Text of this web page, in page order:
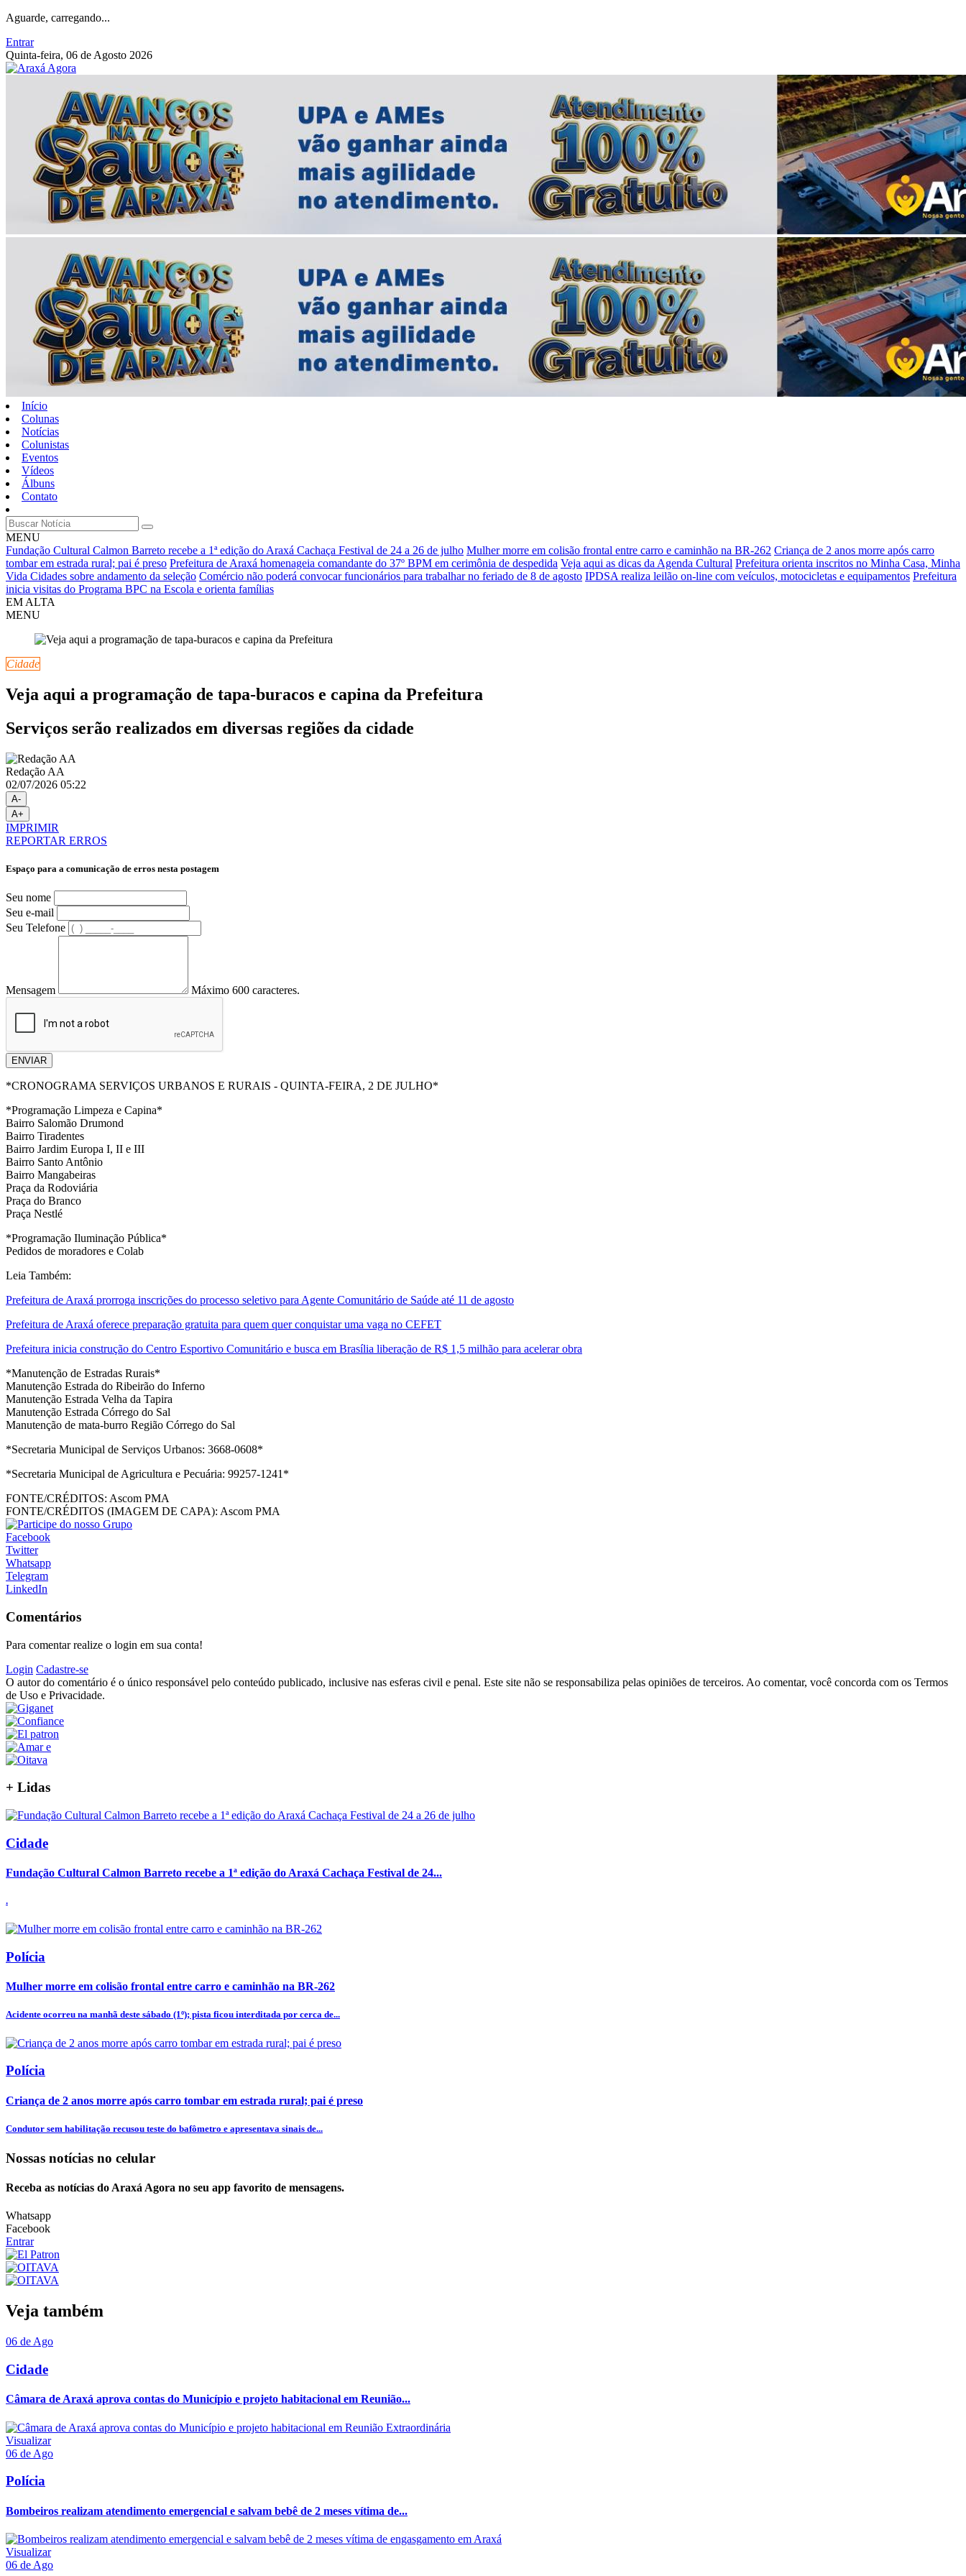
Aguarde, carregando...
Entrar
Quinta-feira, 06 de Agosto 2026
Início
Colunas
Notícias
Colunistas
Eventos
Vídeos
Álbuns
Contato
MENU
Fundação Cultural Calmon Barreto recebe a 1ª edição do Araxá Cachaça Festival de 24 a 26 de julho Mulher morre em colisão frontal entre carro e caminhão na BR-262 Criança de 2 anos morre após carro
tombar em estrada rural; pai é preso Prefeitura de Araxá homenageia comandante do 37º BPM em cerimônia de despedida Veja aqui as dicas da Agenda Cultural Prefeitura orienta inscritos no Minha Casa, Minha
Vida Cidades sobre andamento da seleção Comércio não poderá convocar funcionários para trabalhar no feriado de 8 de agosto IPDSA realiza leilão on-line com veículos, motocicletas e equipamentos Prefeitura
inicia visitas do Programa BPC na Escola e orienta famílias
EM ALTA
MENU
Cidade
Veja aqui a programação de tapa-buracos e capina da Prefeitura
Serviços serão realizados em diversas regiões da cidade
Redação AA
02/07/2026 05:22
A-
A+
IMPRIMIR
REPORTAR ERROS
Espaço para a comunicação de erros nesta postagem
Seu nome
Seu e-mail
Seu Telefone
Mensagem Máximo 600 caracteres.
ENVIAR
*CRONOGRAMA SERVIÇOS URBANOS E RURAIS - QUINTA-FEIRA, 2 DE JULHO*
*Programação Limpeza e Capina*
Bairro Salomão Drumond
Bairro Tiradentes
Bairro Jardim Europa I, II e III
Bairro Santo Antônio
Bairro Mangabeiras
Praça da Rodoviária
Praça do Branco
Praça Nestlé
*Programação Iluminação Pública*
Pedidos de moradores e Colab
Leia Também:
Prefeitura de Araxá prorroga inscrições do processo seletivo para Agente Comunitário de Saúde até 11 de agosto
Prefeitura de Araxá oferece preparação gratuita para quem quer conquistar uma vaga no CEFET
Prefeitura inicia construção do Centro Esportivo Comunitário e busca em Brasília liberação de R$ 1,5 milhão para acelerar obra
*Manutenção de Estradas Rurais*
Manutenção Estrada do Ribeirão do Inferno
Manutenção Estrada Velha da Tapira
Manutenção Estrada Córrego do Sal
Manutenção de mata-burro Região Córrego do Sal
*Secretaria Municipal de Serviços Urbanos: 3668-0608*
*Secretaria Municipal de Agricultura e Pecuária: 99257-1241*
FONTE/CRÉDITOS: Ascom PMA
FONTE/CRÉDITOS (IMAGEM DE CAPA): Ascom PMA
Facebook
Twitter
Whatsapp
Telegram
LinkedIn
Comentários
Para comentar realize o login em sua conta!
Login Cadastre-se
O autor do comentário é o único responsável pelo conteúdo publicado, inclusive nas esferas civil e penal. Este site não se responsabiliza pelas opiniões de terceiros. Ao comentar, você concorda com os Termos
de Uso e Privacidade.
+ Lidas
Cidade
Fundação Cultural Calmon Barreto recebe a 1ª edição do Araxá Cachaça Festival de 24...
.
Polícia
Mulher morre em colisão frontal entre carro e caminhão na BR-262
Acidente ocorreu na manhã deste sábado (1º); pista ficou interditada por cerca de...
Polícia
Criança de 2 anos morre após carro tombar em estrada rural; pai é preso
Condutor sem habilitação recusou teste do bafômetro e apresentava sinais de...
Nossas notícias no celular
Receba as notícias do Araxá Agora no seu app favorito de mensagens.
Whatsapp
Facebook
Entrar
Veja também
06 de Ago
Cidade
Câmara de Araxá aprova contas do Município e projeto habitacional em Reunião...
Visualizar
06 de Ago
Polícia
Bombeiros realizam atendimento emergencial e salvam bebê de 2 meses vítima de...
Visualizar
06 de Ago